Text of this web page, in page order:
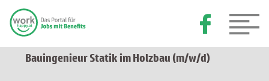
Bauingenieur Statik im Holzbau (m/w/d)